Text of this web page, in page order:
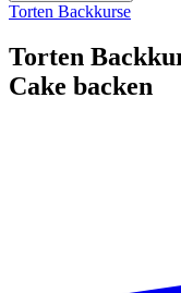
Torten Backkurse
Torten
Cake backen